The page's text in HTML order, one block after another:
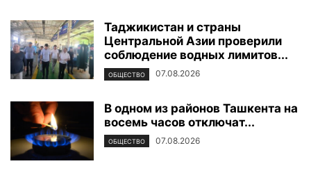
Таджикистан и страны
Центральной Азии проверили
соблюдение водных лимитов...
ОБЩЕСТВО 07.08.2026
В одном из районов Ташкента на
восемь часов отключат...
ОБЩЕСТВО 07.08.2026